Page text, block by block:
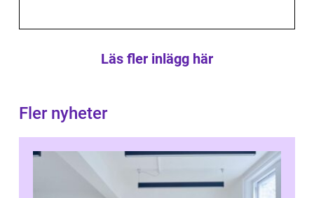
Läs fler inlägg här
Fler nyheter